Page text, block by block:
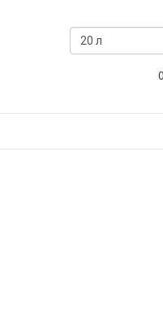
20 л